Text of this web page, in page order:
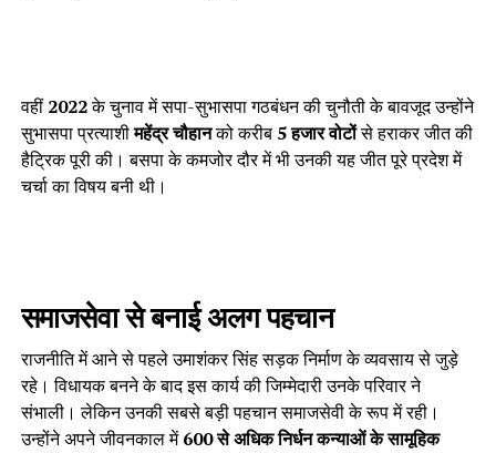
वहीं2022के चुनाव में सपा-सुभासपा गठबंधन की चुनौती के बावजूद उन्होंने
सुभासपा प्रत्याशीमहेंद्र चौहानको करीब 5 हजार वोटोंसे हराकर जीत की
हैट्रिक पूरी की। बसपा के कमजोर दौर में भी उनकी यह जीत पूरे प्रदेश में
चर्चा का विषय बनी थी।
समाजसेवा से बनाई अलग पहचान
राजनीति में आने से पहले उमाशंकर सिंह सड़क निर्माण के व्यवसाय से जुड़े
रहे। विधायक बनने के बाद इस कार्य की जिम्मेदारी उनके परिवार ने
संभाली। लेकिन उनकी सबसे बड़ी पहचान समाजसेवी के रूप में रही।
उन्होंने अपने जीवनकाल में600 से अधिक निर्धन कन्याओं के सामूहिक